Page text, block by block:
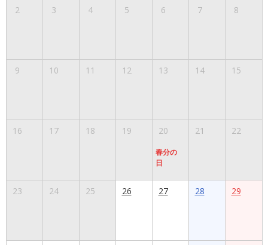
2 3 4 5 6 7 8
9 10 11 12 13 14 15
16 17 18 19 20
春分の
日
21 22
23 24 25 26 27 28 29